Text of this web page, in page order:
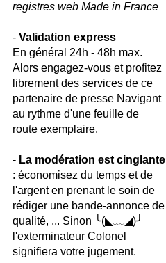
registres web Made in France
- Validation express
En général 24h - 48h max.
Alors engagez-vous et profitez
librement des services de ce
partenaire de presse Navigant
au rythme d'une feuille de
route exemplaire.
- La modération est cinglante
: économisez du temps et de
l'argent en prenant le soin de
rédiger une bande-annonce de
qualité, ... Sinon ╰(◣﹏◢)╯
l'exterminateur Colonel
signifiera votre jugement.